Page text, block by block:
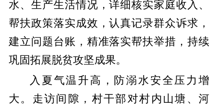
水、生产生活情况，详细核实家庭收入、
帮扶政策落实成效，认真记录群众诉求，
建立问题台账，精准落实帮扶举措，持续
巩固拓展脱贫攻坚成果。
入夏气温升高，防溺水安全压力增
大。走访间隙，村干部对村内山塘、河